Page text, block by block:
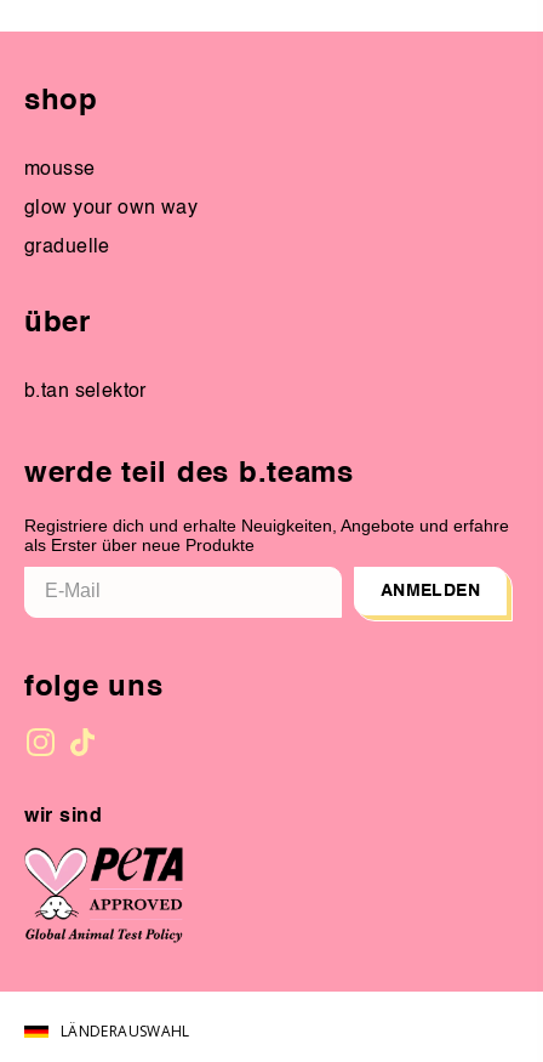
shop
mousse
glow your own way
graduelle
über
b.tan selektor
werde teil des b.teams
Registriere dich und erhalte Neuigkeiten, Angebote und erfahre
als Erster über neue Produkte
ANMELDEN
folge uns
wir sind
LÄNDERAUSWAHL